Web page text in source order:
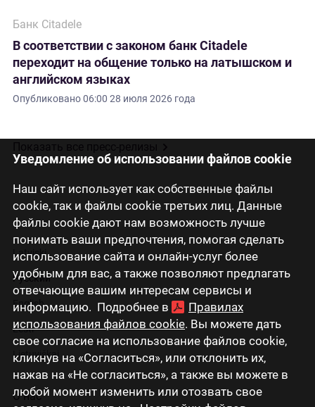
Уведомление об использовании файлов cookie
Наш сайт использует как собственные файлы
cookie, так и файлы cookie третьих лиц. Данные
файлы cookie дают нам возможность лучше
понимать ваши предпочтения, помогая сделать
использование сайта и онлайн-услуг более
удобным для вас, а также позволяют предлагать
отвечающие вашим интересам сервисы и
информацию. Подробнее в
Правилах
использования файлов cookie. Вы можете дать
свое согласие на использование файлов cookie,
кликнув на «Согласиться», или отклонить их,
нажав на «Не согласиться», а также вы можете в
любой момент изменить или отозвать свое
Банк Citadele
В соответствии с законом банк Citadele
переходит на общение только на латышском и
английском языках
Опубликовано06:00 28 июля 2026 года
Latviski
Русский
English
Eesti
Lietuviškai
О нас